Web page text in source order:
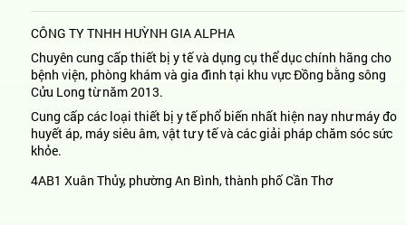
CÔNG TY TNHH HUỲNH GIA ALPHA
Chuyên cung cấp thiết bị y tế và dụng cụ thể dục chính hãng cho
bệnh viện, phòng khám và gia đình tại khu vực Đồng bằng sông
Cửu Long từ năm 2013.
Cung cấp các loại thiết bị y tế phổ biến nhất hiện nay như máy đo
huyết áp, máy siêu âm, vật tư y tế và các giải pháp chăm sóc sức
khỏe.
4AB1 Xuân Thủy, phường An Bình, thành phố Cần Thơ